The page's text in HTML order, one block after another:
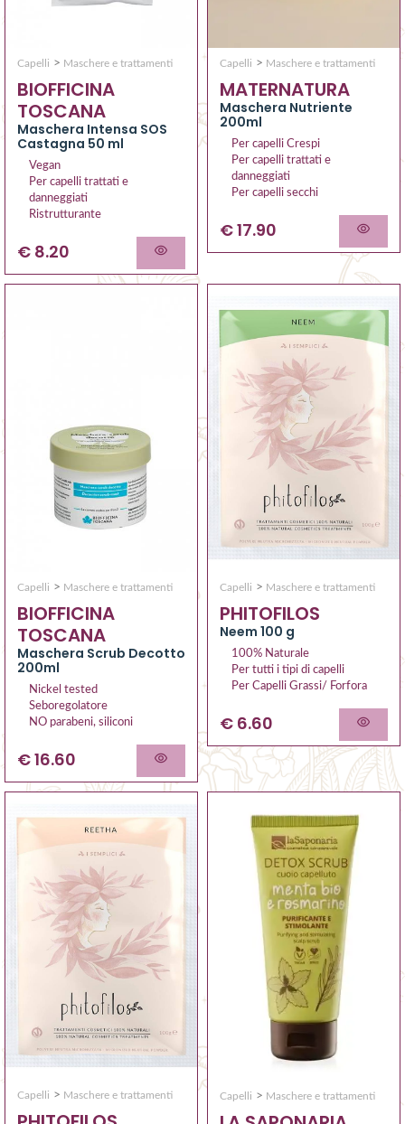
Capelli > Maschere e trattamenti
BIOFFICINA
TOSCANA
Maschera Intensa SOS
Castagna 50 ml
Vegan
Per capelli trattati e
danneggiati
Ristrutturante
€ 8.20
Capelli > Maschere e trattamenti
MATERNATURA
Maschera Nutriente
200ml
Per capelli Crespi
Per capelli trattati e
danneggiati
Per capelli secchi
€ 17.90
Capelli > Maschere e trattamenti
BIOFFICINA
TOSCANA
Maschera Scrub Decotto
200ml
Nickel tested
Seboregolatore
NO parabeni, siliconi
€ 16.60
Capelli > Maschere e trattamenti
PHITOFILOS
Neem 100 g
100% Naturale
Per tutti i tipi di capelli
Per Capelli Grassi/ Forfora
€ 6.60
Capelli > Maschere e trattamenti Capelli > Maschere e trattamenti